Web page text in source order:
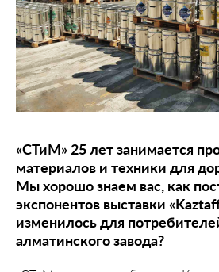
«СТиМ» 25 лет занимается
материалов и техники для
Мы хорошо знаем вас, как
экспонентов выставки
изменилось для
алматинского завода?